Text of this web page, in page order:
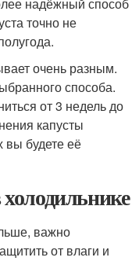
надёжный способ
точно не
очень разным.
способа.
от 3 недель до
капусты
вы будете её
важно
от влаги и